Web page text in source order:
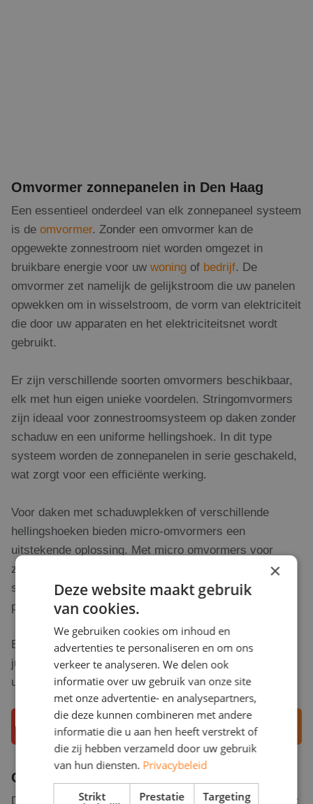
Omvormer zonnepanelen in Den Haag
Een essentieel onderdeel van elk zonnepaneel systeem
is de omvormer. Zonder een omvormer kan de
opgewekte zonnestroom niet worden omgezet in
bruikbare energie voor uw woning of bedrijf. De
omvormer zet namelijk de gelijkstroom die uw panelen
opwekken om in wisselstroom, de vorm van elektriciteit
die door uw apparaten en het elektriciteitsnet wordt
gebruikt.
Er zijn verschillende soorten omvormers beschikbaar,
elk met hun eigen unieke voordelen. Stringomvormers
zijn ideaal voor zonnestroomsysteem op daken zonder
schaduw en een uniforme hellingshoek. In dit type
systeem worden de zonnepanelen in serie geschakeld,
wat zorgt voor een efficiënte werking.
Voor daken met schaduwplekken of verschillende
hellingshoeken bieden micro-omvormers een
uitstekende oplossing. Met micro omvormers voor
zonnepanelen werkt elk paneel onafhankelijk waardoor
schaduw op één paneel geen invloed heeft op de
prestaties van de andere panelen.
Bij RD Solar Group helpen we u bij het maken van de
juiste keuze voor een omvormer die perfect aansluit bij
uw situatie in Den Haag.
Adviesgesprek aanvragen
Opbrengst zonnepanelen in Den Haag
De opbrengst van zonnepanelen in Den Haag kan sterk
×
Deze website maakt gebruik
van cookies.
We gebruiken cookies om inhoud en
advertenties te personaliseren en om ons
verkeer te analyseren. We delen ook
informatie over uw gebruik van onze site
met onze advertentie- en analysepartners,
die deze kunnen combineren met andere
informatie die u aan hen heeft verstrekt of
die zij hebben verzameld door uw gebruik
van hun diensten. Privacybeleid
Strikt
Prestatie Targeting